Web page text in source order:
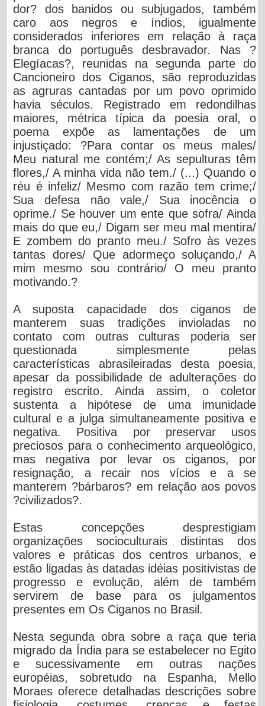
dor? dos banidos ou subjugados, também
caro aos negros e índios, igualmente
considerados inferiores em relação à raça
branca do português desbravador. Nas ?
Elegíacas?, reunidas na segunda parte do
Cancioneiro dos Ciganos, são reproduzidas
as agruras cantadas por um povo oprimido
havia séculos. Registrado em redondilhas
maiores, métrica típica da poesia oral, o
poema expõe as lamentações de um
injustiçado: ?Para contar os meus males/
Meu natural me contém;/ As sepulturas têm
flores,/ A minha vida não tem./ (...) Quando o
réu é infeliz/ Mesmo com razão tem crime;/
Sua defesa não vale,/ Sua inocência o
oprime./ Se houver um ente que sofra/ Ainda
mais do que eu,/ Digam ser meu mal mentira/
E zombem do pranto meu./ Sofro às vezes
tantas dores/ Que adormeço soluçando,/ A
mim mesmo sou contrário/ O meu pranto
motivando.?
A suposta capacidade dos ciganos de
manterem suas tradições invioladas no
contato com outras culturas poderia ser
questionada simplesmente pelas
características abrasileiradas desta poesia,
apesar da possibilidade de adulterações do
registro escrito. Ainda assim, o coletor
sustenta a hipótese de uma imunidade
cultural e a julga simultaneamente positiva e
negativa. Positiva por preservar usos
preciosos para o conhecimento arqueológico,
mas negativa por levar os ciganos, por
resignação, a recair nos vícios e a se
manterem ?bárbaros? em relação aos povos
?civilizados?.
Estas concepções desprestigiam
organizações socioculturais distintas dos
valores e práticas dos centros urbanos, e
estão ligadas às datadas idéias positivistas de
progresso e evolução, além de também
servirem de base para os julgamentos
presentes em Os Ciganos no Brasil.
Nesta segunda obra sobre a raça que teria
migrado da Índia para se estabelecer no Egito
e sucessivamente em outras nações
européias, sobretudo na Espanha, Mello
Moraes oferece detalhadas descrições sobre